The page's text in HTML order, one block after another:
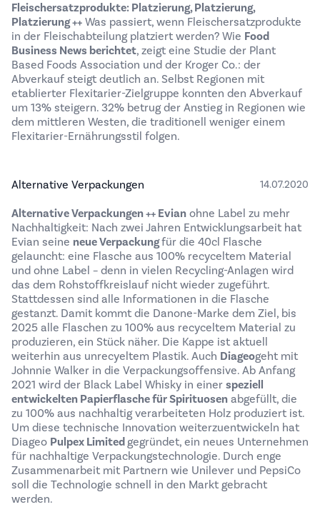
Fleischersatzprodukte: Platzierung, Platzierung,
Platzierung ++ Was passiert, wenn Fleischersatzprodukte
in der Fleischabteilung platziert werden? Wie Food
Business News berichtet, zeigt eine Studie der Plant
Based Foods Association und der Kroger Co.: der
Abverkauf steigt deutlich an. Selbst Regionen mit
etablierter Flexitarier-Zielgruppe konnten den Abverkauf
um 13% steigern. 32% betrug der Anstieg in Regionen wie
dem mittleren Westen, die traditionell weniger einem
Flexitarier-Ernährungsstil folgen.
Alternative Verpackungen 14.07.2020
Alternative Verpackungen ++ Evian ohne Label zu mehr
Nachhaltigkeit: Nach zwei Jahren Entwicklungsarbeit hat
Evian seine neue Verpackungfür die 40cl Flasche
gelauncht: eine Flasche aus 100% recyceltem Material
und ohne Label – denn in vielen Recycling-Anlagen wird
das dem Rohstoffkreislauf nicht wieder zugeführt.
Stattdessen sind alle Informationen in die Flasche
gestanzt. Damit kommt die Danone-Marke dem Ziel, bis
2025 alle Flaschen zu 100% aus recyceltem Material zu
produzieren, ein Stück näher. Die Kappe ist aktuell
weiterhin aus unrecyeltem Plastik. Auch Diageogeht mit
Johnnie Walker in die Verpackungsoffensive. Ab Anfang
2021 wird der Black Label Whisky in einer speziell
entwickelten Papierflasche für Spirituosen abgefüllt, die
zu 100% aus nachhaltig verarbeiteten Holz produziert ist.
Um diese technische Innovation weiterzuentwickeln hat
Diageo Pulpex Limitedgegründet, ein neues Unternehmen
für nachhaltige Verpackungstechnologie. Durch enge
Zusammenarbeit mit Partnern wie Unilever und PepsiCo
soll die Technologie schnell in den Markt gebracht
werden.